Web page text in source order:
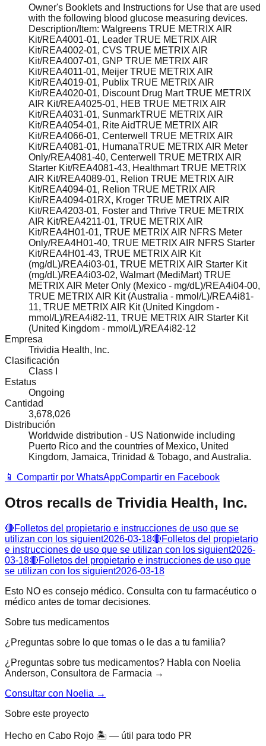
Owner's Booklets and Instructions for Use that are used
with the following blood glucose measuring devices.
Description/Item: Walgreens TRUE METRIX AIR
Kit/REA4001-01, Leader TRUE METRIX AIR
Kit/REA4002-01, CVS TRUE METRIX AIR
Kit/REA4007-01, GNP TRUE METRIX AIR
Kit/REA4011-01, Meijer TRUE METRIX AIR
Kit/REA4019-01, Publix TRUE METRIX AIR
Kit/REA4020-01, Discount Drug Mart TRUE METRIX
AIR Kit/REA4025-01, HEB TRUE METRIX AIR
Kit/REA4031-01, SunmarkTRUE METRIX AIR
Kit/REA4054-01, Rite AidTRUE METRIX AIR
Kit/REA4066-01, Centerwell TRUE METRIX AIR
Kit/REA4081-01, HumanaTRUE METRIX AIR Meter
Only/REA4081-40, Centerwell TRUE METRIX AIR
Starter Kit/REA4081-43, Healthmart TRUE METRIX
AIR Kit/REA4089-01, Relion TRUE METRIX AIR
Kit/REA4094-01, Relion TRUE METRIX AIR
Kit/REA4094-01RX, Kroger TRUE METRIX AIR
Kit/REA4203-01, Foster and Thrive TRUE METRIX
AIR Kit/REA4211-01, TRUE METRIX AIR
Kit/REA4H01-01, TRUE METRIX AIR NFRS Meter
Only/REA4H01-40, TRUE METRIX AIR NFRS Starter
Kit/REA4H01-43, TRUE METRIX AIR Kit
(mg/dL)/REA4i03-01, TRUE METRIX AIR Starter Kit
(mg/dL)/REA4i03-02, Walmart (MediMart) TRUE
METRIX AIR Meter Only (Mexico - mg/dL)/REA4i04-00,
TRUE METRIX AIR Kit (Australia - mmol/L)/REA4i81-
11, TRUE METRIX AIR Kit (United Kingdom -
mmol/L)/REA4i82-11, TRUE METRIX AIR Starter Kit
(United Kingdom - mmol/L)/REA4i82-12
Empresa
Trividia Health, Inc.
Clasificación
Class I
Estatus
Ongoing
Cantidad
3,678,026
Distribución
Worldwide distribution - US Nationwide including
Puerto Rico and the countries of Mexico, United
Kingdom, Jamaica, Trinidad & Tobago, and Australia.
📱 Compartir por WhatsAppCompartir en Facebook
Otros recalls de Trividia Health, Inc.
🔴Folletos del propietario e instrucciones de uso que se
utilizan con los siguient2026-03-18🔴Folletos del propietario
e instrucciones de uso que se utilizan con los siguient2026-
03-18🔴Folletos del propietario e instrucciones de uso que
se utilizan con los siguient2026-03-18
Esto NO es consejo médico. Consulta con tu farmacéutico o
médico antes de tomar decisiones.
Sobre tus medicamentos
¿Preguntas sobre lo que tomas o le das a tu familia?
¿Preguntas sobre tus medicamentos? Habla con Noelia
Anderson, Consultora de Farmacia →
Consultar con Noelia →
Sobre este proyecto
Hecho en Cabo Rojo 🏝 — útil para todo PR